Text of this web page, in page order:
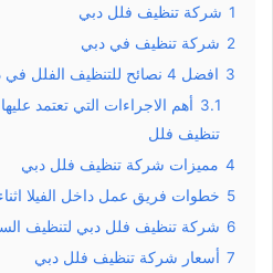
1 شركة تنظيف فلل دبي
2 شركة تنظيف في دبي
3 افضل 4 نصائح للتنظيف الفلل في دبي
3.1 أهم الاجراءات التي تعتمد
تنظيف فلل
4 مميزات شركة تنظيف فلل دبي
5 خطوات فريق عمل داخل الفيلا
6 شركة تنظيف فلل دبي لتنظيف
7 أسعار شركة تنظيف فلل دبي